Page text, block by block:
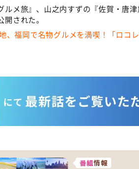
ルメ旅』、山之内すずの『佐賀・唐
開された。
、福岡で名物グルメを満喫！「ロコ
番組情報